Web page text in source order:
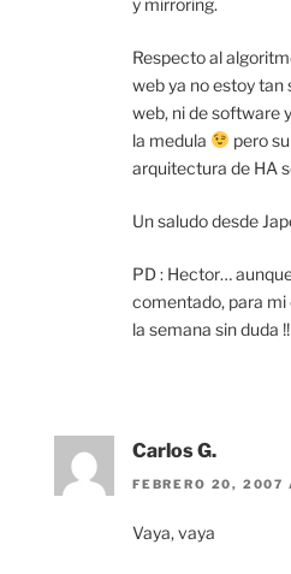
y mirroring.
Respecto al
web ya no estoy tan
web, ni de software
la medula
pero
arquitectura de HA
Un saludo desde
PD : Hector…
comentado, para mi
la semana sin duda !!
Carlos G.
FEBRERO 20, 2007
Vaya, vaya